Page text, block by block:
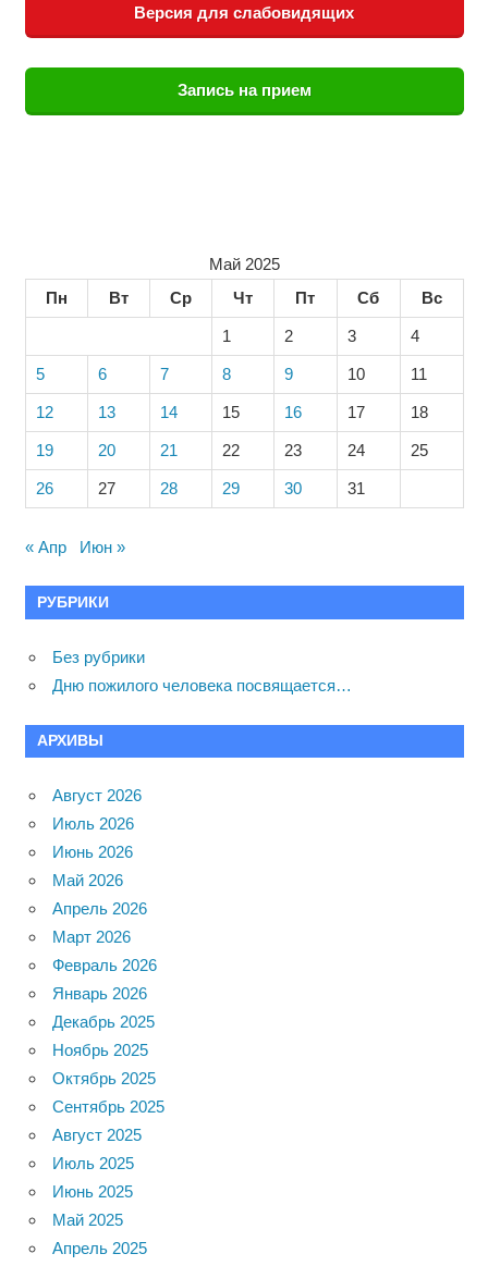
Версия для слабовидящих
Запись на прием
Май 2025
Пн
Вт Ср Чт Пт Сб Вс
1 2 3 4
5 6 7 8 9 10 11
12 13 14 15 16 17 18
19 20 21 22 23 24 25
26 27 28 29 30 31
« Апр Июн »
РУБРИКИ
Без рубрики
Дню пожилого человека посвящается…
АРХИВЫ
Август 2026
Июль 2026
Июнь 2026
Май 2026
Апрель 2026
Март 2026
Февраль 2026
Январь 2026
Декабрь 2025
Ноябрь 2025
Октябрь 2025
Сентябрь 2025
Август 2025
Июль 2025
Июнь 2025
Май 2025
Апрель 2025